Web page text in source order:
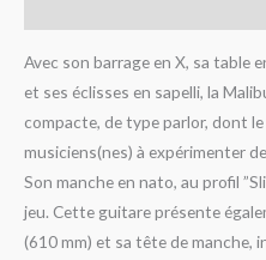
Avec son barrage en X, sa table
et ses éclisses en sapelli, la
compacte, de type parlor, dont
musiciens(nes) à expérimenter
Son manche en nato, au profil
jeu. Cette guitare présente
(610 mm) et sa tête de manche,